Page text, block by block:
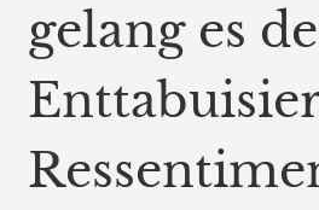
gelang es